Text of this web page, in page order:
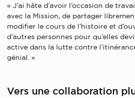
« J’ai hâte d’avoir l’occasion de
avec la Mission, de partager
modifier le cours de l’histoire et
d’autres personnes pour qu’elles
active dans la lutte contre
génial. »
Vers une collaboration